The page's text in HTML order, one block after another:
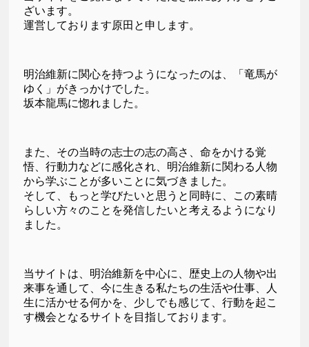
ざいます。
運営しております原田と申します。
明治維新に関心を持つようになったのは、「竜馬が
ゆく」がきっかけでした。
坂本龍馬に惚れました。
また、その当時の志士の志の高さ、命をかける覚
悟、行動力などに感化され、明治維新に関わる人物
から学ぶことが多いことに気づきました。
そして、もっと学びたいと思うと同時に、この素晴
らしい方々のことを発信したいと考えるようになり
ました。
当サイトは、明治維新を中心に、歴史上の人物や出
来事を通して、今に生きる私たちの生活や仕事、人
生に活かせる何かを、少しでも感じて、行動を起こ
す機会となるサイトを目指しております。